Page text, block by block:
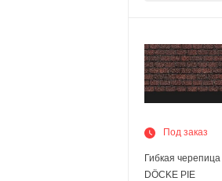
Под заказ
Гибкая черепица
DÖCKE PIE